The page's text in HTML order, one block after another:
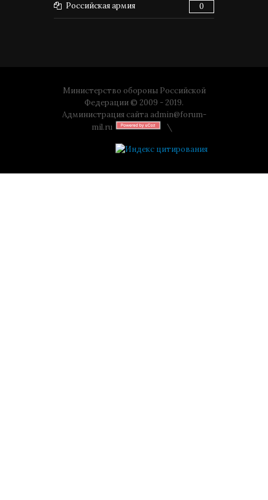
Российская армия 0
Министерство обороны Российской
Федерации © 2009 - 2019.
Администрация сайта admin@forum-
mil.ru